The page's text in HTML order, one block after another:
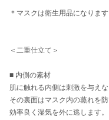
＊マスクは衛生用品になります
＜二重仕立て＞
■ 内側の素材
肌に触れる内側は刺激を与え
その裏面はマスク内の蒸れを
効率良く湿気を外に逃します。